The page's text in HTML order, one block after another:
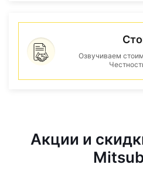
Озвучиваем
Акции и